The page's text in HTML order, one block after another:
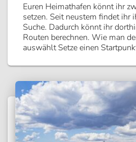
Euren Heimathafen könnt ihr
setzen. Seit neustem findet ihr
Suche. Dadurch könnt ihr
Routen berechnen. Wie man
auswählt Setze einen